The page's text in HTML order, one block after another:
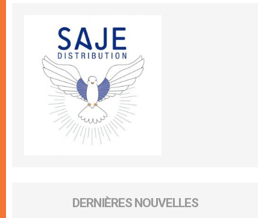
DERNIÈRES NOUVELLES